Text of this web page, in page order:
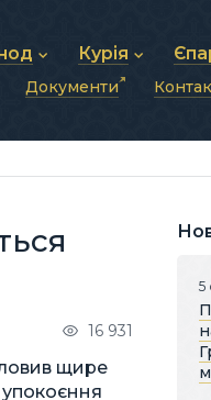
Єпископів
Синоди
Курія
Душпастирська
Зв’язки та
Документи
Синоди
16 931
щире
упокоєння
5